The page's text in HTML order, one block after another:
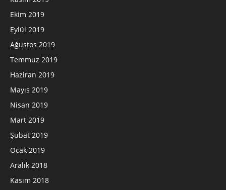
Ekim 2019
Eylül 2019
Ağustos 2019
Temmuz 2019
Haziran 2019
Mayıs 2019
Nisan 2019
Mart 2019
Şubat 2019
Ocak 2019
Aralık 2018
Kasım 2018